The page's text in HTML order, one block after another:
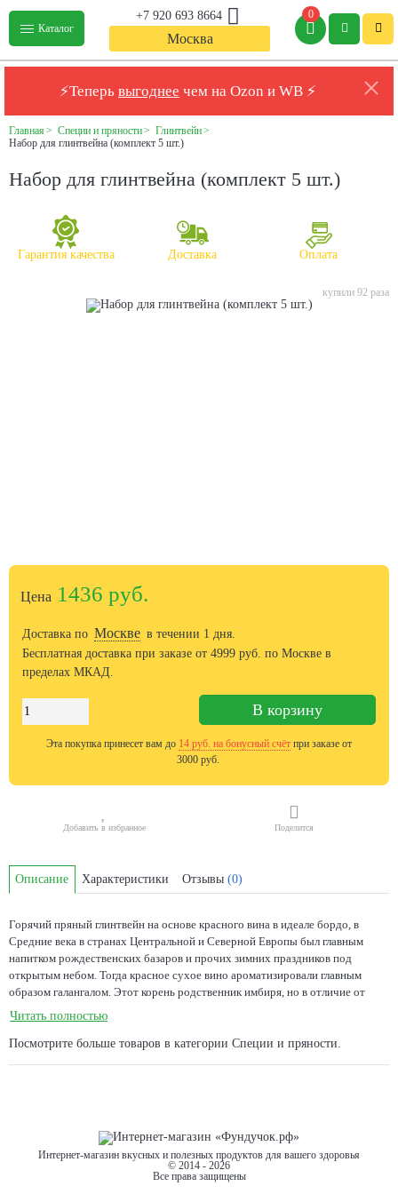
Каталог
Москва
+7 920 693 8664 0
⚡Теперь выгоднее чем на Ozon и WB ⚡
Главная Специи и пряности
Глинтвейн
Набор для глинтвейна (комплект 5 шт.)
Набор для глинтвейна (комплект 5 шт.)
Гарантия качества Доставка Оплата
купили 92 раза
Цена 1436 руб.
Доставка по Москве в течении 1 дня.
Бесплатная доставка при заказе от 4999 руб. по Москве в
пределах МКАД.
В корзину
Эта покупка принесет вам до 14 руб. на бонусный счёт при заказе от
3000 руб.
Добавить в избранное Поделится
Описание Характеристики Отзывы (0)
Горячий пряный глинтвейн на основе красного вина в идеале бордо, в
Средние века в странах Центральной и Северной Европы был главным
напитком рождественских базаров и прочих зимних праздников под
открытым небом. Тогда красное сухое вино ароматизировали главным
образом галангалом. Этот корень родственник имбиря, но в отличие от
него не такой жгучий и обладает дополнительным, слегка парфюмерным
ароматом, способным заменить собой целый набор специй. Позже его
сменили смеси из палочек корицы, коробочек кардамона, гвоздики,
Читать полностью
Посмотрите больше товаров в категории Специи и пряности.
Интернет-магазин вкусных и полезных продуктов для вашего здоровья
© 2014 - 2026
Все права защищены